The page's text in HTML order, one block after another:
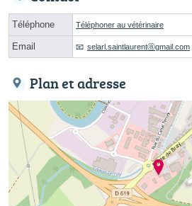
Téléphone Téléphoner au vétérinaire
Email selarl.saintlaurentⓐgmail.com
Plan et adresse